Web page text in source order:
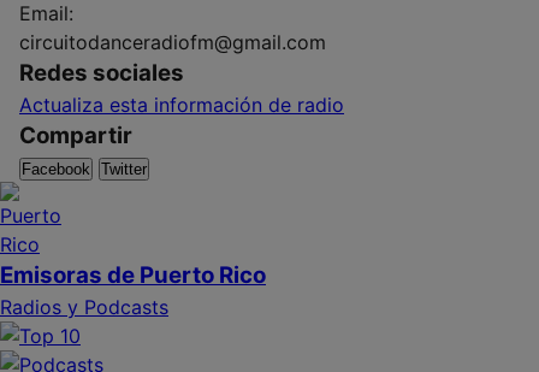
Email:
circuitodanceradiofm@gmail.com
Redes sociales
Actualiza esta información de radio
Compartir
Facebook Twitter
Emisoras de Puerto Rico
Radios y Podcasts